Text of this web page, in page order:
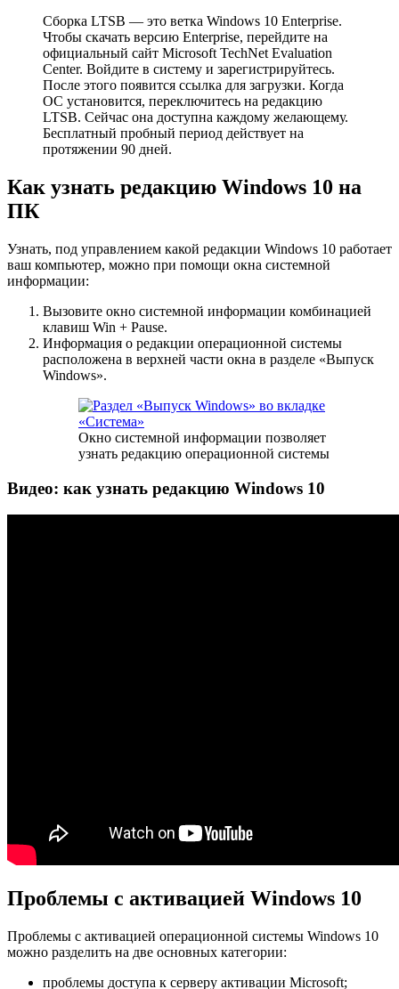
Сборка LTSB — это ветка Windows 10 Enterprise.
Чтобы скачать версию Enterprise, перейдите на
официальный сайт Microsoft TechNet Evaluation
Center. Войдите в систему и зарегистрируйтесь.
После этого появится ссылка для загрузки. Когда
ОС установится, переключитесь на редакцию
LTSB. Сейчас она доступна каждому желающему.
Бесплатный пробный период действует на
протяжении 90 дней.
Как узнать редакцию Windows 10 на
ПК
Узнать, под управлением какой редакции Windows 10 работает
ваш компьютер, можно при помощи окна системной
информации:
Вызовите окно системной информации комбинацией
клавиш Win + Pause.
Информация о редакции операционной системы
расположена в верхней части окна в разделе «Выпуск
Windows».
Окно системной информации позволяет
узнать редакцию операционной системы
Видео: как узнать редакцию Windows 10
Проблемы с активацией Windows 10
Проблемы с активацией операционной системы Windows 10
можно разделить на две основных категории:
проблемы доступа к серверу активации Microsoft;